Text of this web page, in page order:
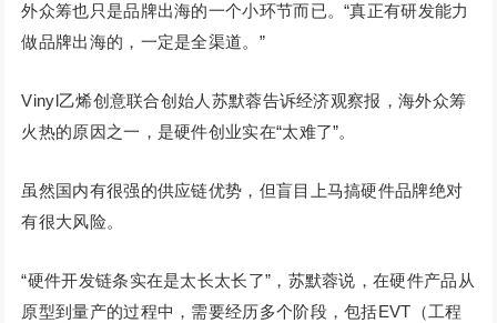
外众筹也只是品牌出海的一个小环节而已。“真正有研发能力
做品牌出海的，一定是全渠道。”
Vinyl乙烯创意联合创始人苏默蓉告诉经济观察报，海外众筹
火热的原因之一，是硬件创业实在“太难了”。
虽然国内有很强的供应链优势，但盲目上马搞硬件品牌绝对
有很大风险。
“硬件开发链条实在是太长太长了”，苏默蓉说，在硬件产品从
原型到量产的过程中，需要经历多个阶段，包括EVT（工程